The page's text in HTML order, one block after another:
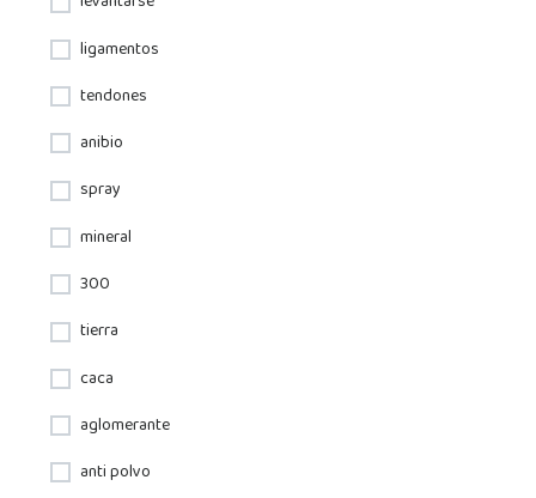
ligamentos
tendones
anibio
spray
mineral
300
tierra
caca
aglomerante
anti polvo